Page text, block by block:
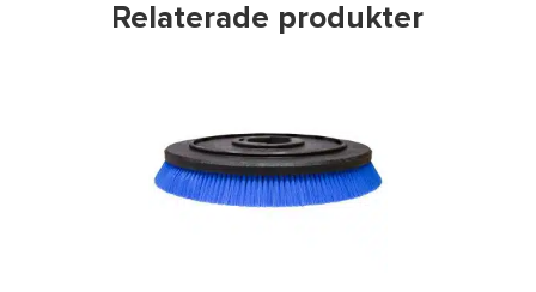
Relaterade produkter